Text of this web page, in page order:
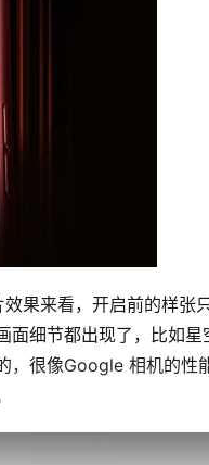
果来看，开启前的样张
面细节都出现了，比如星
，很像Google 相机的性